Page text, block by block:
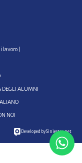
|
DEGLI ALUMNI
NOI
Developed by Siniestro.net